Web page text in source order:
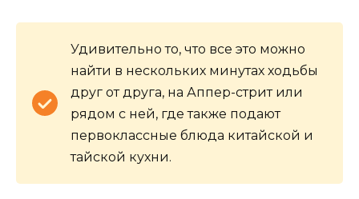
Удивительно то, что все это можно
найти в нескольких минутах ходьбы
друг от друга, на Аппер-стрит или
рядом с ней, где также подают
первоклассные блюда китайской и
тайской кухни.